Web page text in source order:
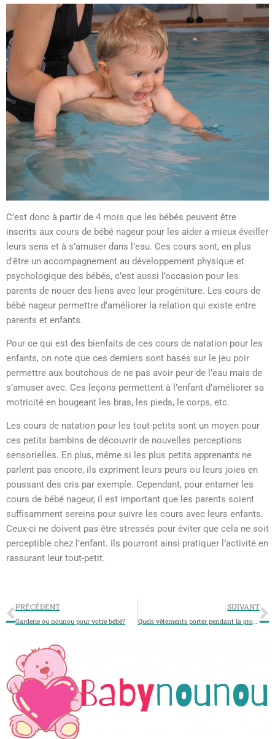
C’est donc à partir de 4 mois que les bébés peuvent être
inscrits aux cours de bébé nageur pour les aider a mieux éveiller
leurs sens et à s’amuser dans l’eau. Ces cours sont, en plus
d’être un accompagnement au développement physique et
psychologique des bébés, c’est aussi l’occasion pour les
parents de nouer des liens avec leur progéniture. Les cours de
bébé nageur permettre d’améliorer la relation qui existe entre
parents et enfants.
Pour ce qui est des bienfaits de ces cours de natation pour les
enfants, on note que ces derniers sont basés sur le jeu poir
permettre aux boutchous de ne pas avoir peur de l’eau mais de
s’amuser avec. Ces leçons permettent à l’enfant d’améliorer sa
motricité en bougeant les bras, les pieds, le corps, etc.
Les cours de natation pour les tout-petits sont un moyen pour
ces petits bambins de découvrir de nouvelles perceptions
sensorielles. En plus, même si les plus petits apprenants ne
parlent pas encore, ils expriment leurs peurs ou leurs joies en
poussant des cris par exemple. Cependant, pour entamer les
cours de bébé nageur, il est important que les parents soient
suffisamment sereins pour suivre les cours avec leurs enfants.
Ceux-ci ne doivent pas être stressés pour éviter que cela ne soit
perceptible chez l’enfant. Ils pourront ainsi pratiquer l’activité en
rassurant leur tout-petit.
PRÉCÉDENT
Garderie ou nounou pour votre bébé?
SUIVANT
Quels vêtements porter pendant la grossesse?